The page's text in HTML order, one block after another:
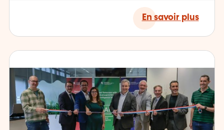
En savoir plus